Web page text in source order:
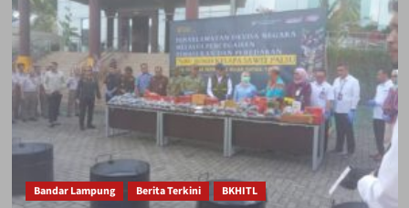
Bandar Lampung Berita Terkini BKHITL